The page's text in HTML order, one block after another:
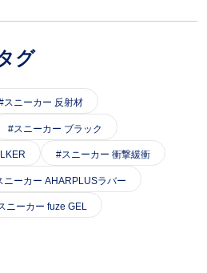
グ
スニーカー 反射材
スニーカー ブラック
スニーカー 衝撃緩衝
ニーカー AHARPLUSラバー
ニーカー fuze GEL